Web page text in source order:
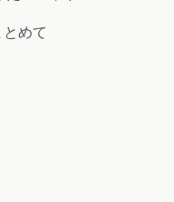
めて